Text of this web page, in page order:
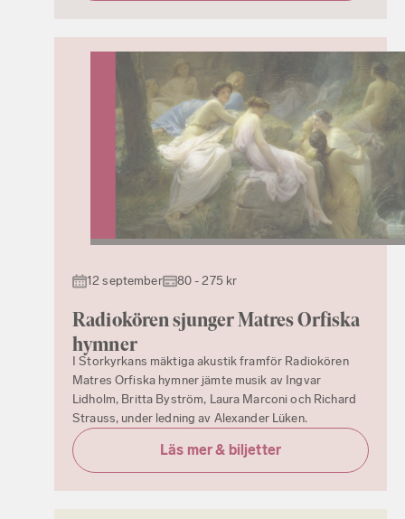
12 september 80 - 275 kr
Radiokören sjunger Matres Orfiska
hymner
I Storkyrkans mäktiga akustik framför Radiokören
Matres Orfiska hymner jämte musik av Ingvar
Lidholm, Britta Byström, Laura Marconi och Richard
Strauss, under ledning av Alexander Lüken.
Läs mer & biljetter